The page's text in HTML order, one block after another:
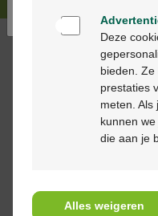
Deze
bieden.
prestaties
meten. Als
kunnen
die aan je
Alles weigeren